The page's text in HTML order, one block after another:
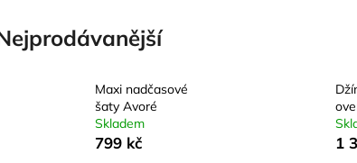
Maxi nadčasové
šaty Avoré
Skladem
799 kč 1